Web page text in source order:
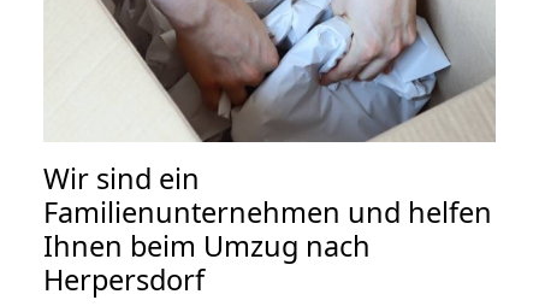
Wir sind ein
Familienunternehmen und helfen
Ihnen beim Umzug nach
Herpersdorf